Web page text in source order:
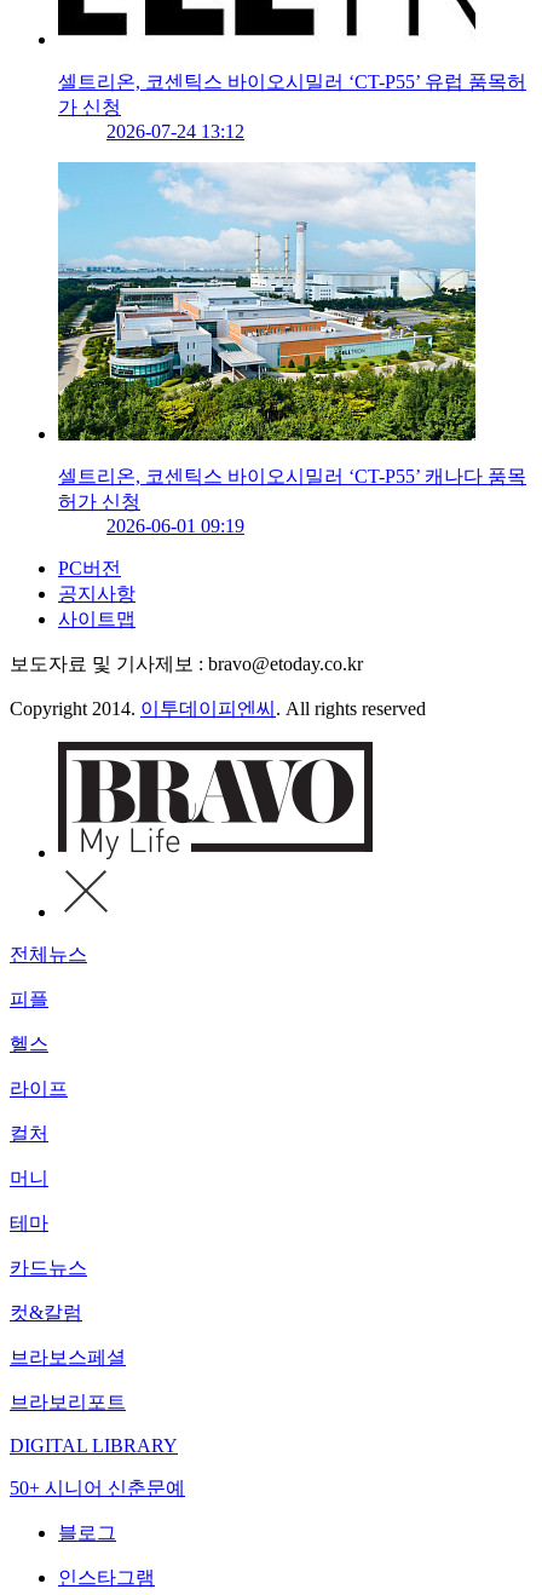
셀트리온, 코센틱스 바이오시밀러 ‘CT-P55’ 유럽 품목허
가 신청
2026-07-24 13:12
셀트리온, 코센틱스 바이오시밀러 ‘CT-P55’ 캐나다 품목
허가 신청
2026-06-01 09:19
PC버전
공지사항
사이트맵
보도자료 및 기사제보 : bravo@etoday.co.kr
Copyright 2014. 이투데이피엔씨 . All rights reserved
전체뉴스
피플
헬스
라이프
컬처
머니
테마
카드뉴스
컷&칼럼
브라보스페셜
브라보리포트
DIGITAL LIBRARY
50+ 시니어 신춘문예
블로그
인스타그램